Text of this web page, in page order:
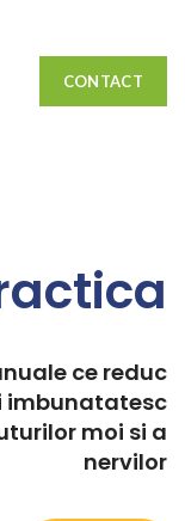
CONTACT
ce reduc
imbunatatesc
moi si a
nervilor